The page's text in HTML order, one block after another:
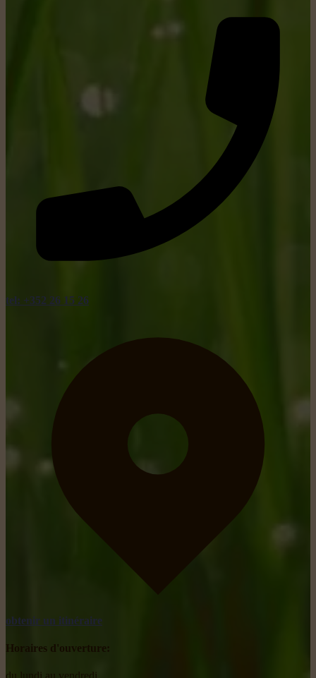
tel: +352 26 15 26
obtenir un itinéraire
Horaires d'ouverture:
du lundi au vendredi